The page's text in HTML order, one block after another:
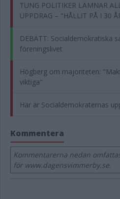
TUNG POLITIKER LÄMNAR
UPPDRAG – "HÅLLIT PÅ I 30
DEBATT: Socialdemokratiska
föreningslivet
Högberg om majoriteten:
viktiga"
Här är Socialdemokraternas
Kommentera
Kommentarerna nedan
för www.dagensvimmerby.se.